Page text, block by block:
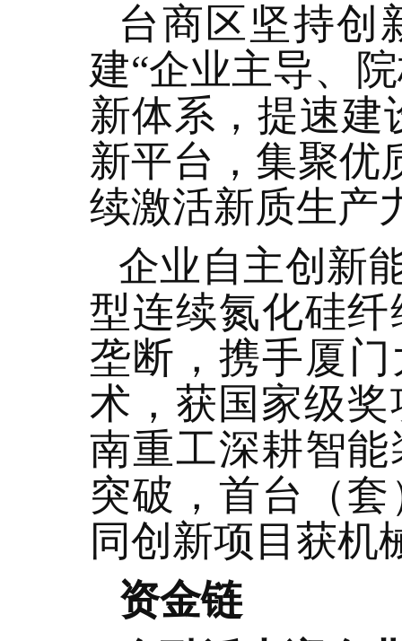
台商区坚持创
建“企业主导、
新体系，提速建
新平台，集聚优
续激活新质生产
企业自主创新
型连续氮化硅
垄断，携手厦
术，获国家级
南重工深耕智
突破，首台（
同创新项目获机
资金链